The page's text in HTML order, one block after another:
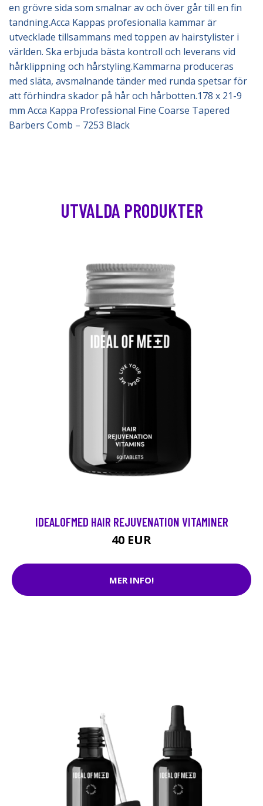
en grövre sida som smalnar av och över går till en fin
tandning.Acca Kappas profesionalla kammar är
utvecklade tillsammans med toppen av hairstylister i
världen. Ska erbjuda bästa kontroll och leverans vid
hårklippning och hårstyling.Kammarna produceras
med släta, avsmalnande tänder med runda spetsar för
att förhindra skador på hår och hårbotten.178 x 21-9
mm Acca Kappa Professional Fine Coarse Tapered
Barbers Comb – 7253 Black
UTVALDA PRODUKTER
IDEALOFMED HAIR REJUVENATION VITAMINER
40 EUR
MER INFO!